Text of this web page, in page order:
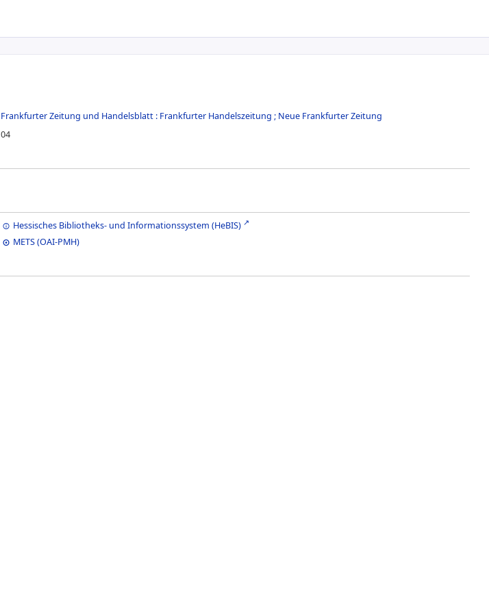
Frankfurter Zeitung und Handelsblatt : Frankfurter Handelszeitung ; Neue Frankfurter Zeitung
04
Hessisches Bibliotheks- und Informationssystem (HeBIS)
METS (OAI-PMH)